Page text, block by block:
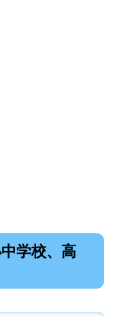
学校、高